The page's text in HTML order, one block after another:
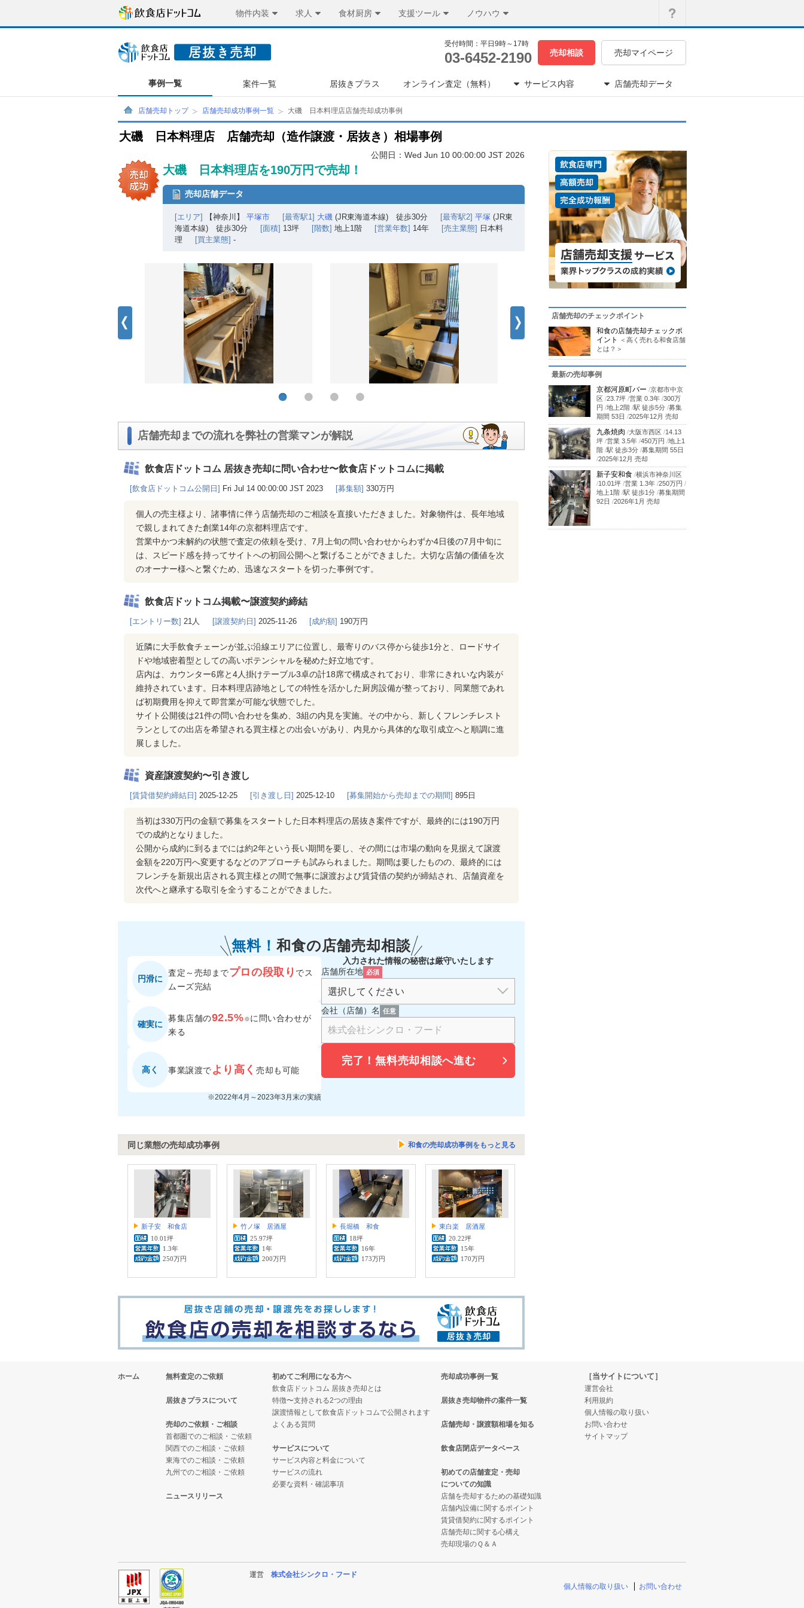
物件内装 求人 食材厨房 支援ツール ノウハウ
受付時間：平日9時～17時
03-6452-2190 売却相談 売却マイページ
事例一覧 案件一覧 居抜きプラス オンライン査定（無料） サービス内容 店舗売却データ
店舗売却トップ 店舗売却成功事例一覧 大磯 日本料理店店舗売却成功事例
大磯 日本料理店 店舗売却（造作譲渡・居抜き）相場事例
公開日：Wed Jun 10 00:00:00 JST 2026
大磯 日本料理店を190万円で売却！
売却店舗データ
[エリア] 【神奈川】 平塚市 [最寄駅1] 大磯 (JR東海道本線) 徒歩30分 [最寄駅2] 平塚 (JR東
海道本線) 徒歩30分
[面積] 13坪 [階数] 地上1階 [営業年数] 14年 [売主業態] 日本料
理
[買主業態] -
店舗売却までの流れを弊社の営業マンが解説
飲食店ドットコム 居抜き売却に問い合わせ〜飲食店ドットコムに掲載
[飲食店ドットコム公開日] Fri Jul 14 00:00:00 JST 2023 [募集額] 330万円
個人の売主様より、諸事情に伴う店舗売却のご相談を直接いただきました。対象物件は、長年地域
で親しまれてきた創業14年の京都料理店です。
営業中かつ未解約の状態で査定の依頼を受け、7月上旬の問い合わせからわずか4日後の7月中旬に
は、スピード感を持ってサイトへの初回公開へと繋げることができました。大切な店舗の価値を次
のオーナー様へと繋ぐため、迅速なスタートを切った事例です。
飲食店ドットコム掲載〜譲渡契約締結
[エントリー数] 21人 [譲渡契約日] 2025-11-26 [成約額] 190万円
近隣に大手飲食チェーンが並ぶ沿線エリアに位置し、最寄りのバス停から徒歩1分と、ロードサイ
ドや地域密着型としての高いポテンシャルを秘めた好立地です。
店内は、カウンター6席と4人掛けテーブル3卓の計18席で構成されており、非常にきれいな内装が
維持されています。日本料理店跡地としての特性を活かした厨房設備が整っており、同業態であれ
ば初期費用を抑えて即営業が可能な状態でした。
サイト公開後は21件の問い合わせを集め、3組の内見を実施。その中から、新しくフレンチレスト
ランとしての出店を希望される買主様との出会いがあり、内見から具体的な取引成立へと順調に進
展しました。
資産譲渡契約〜引き渡し
[賃貸借契約締結日] 2025-12-25 [引き渡し日] 2025-12-10 [募集開始から売却までの期間] 895日
当初は330万円の金額で募集をスタートした日本料理店の居抜き案件ですが、最終的には190万円
での成約となりました。
公開から成約に到るまでには約2年という長い期間を要し、その間には市場の動向を見据えて譲渡
金額を220万円へ変更するなどのアプローチも試みられました。期間は要したものの、最終的には
フレンチを新規出店される買主様との間で無事に譲渡および賃貸借の契約が締結され、店舗資産を
次代へと継承する取引を全うすることができました。
無料！ 和食の店舗売却相談
円滑に
査定～売却までプロの段取り でス
ムーズ完結
確実に
募集店舗の92.5%※に 問い合わせが
来る
高く 事業譲渡でより高く売却も可能
※2022年4月～2023年3月末の実績
入力された情報の秘密は厳守いたします
店舗所在地 必須
会社（店舗）名 任意
完了！無料売却相談へ進む
同じ業態の売却成功事例 和食の売却成功事例をもっと見る
新子安 和食店
10.01坪
1.3年
250万円
竹ノ塚 居酒屋
25.97坪
1年
200万円
長堀橋 和食
18坪
16年
173万円
東白楽 居酒屋
20.22坪
15年
170万円
店舗売却のチェックポイント
和食の店舗売却チェックポ
イント
＜高く売れる和食店舗
とは？＞
最新の売却事例
京都河原町バー /京都市中京
区 /23.7坪 /営業 0.3年 /300万
円 /地上2階 /駅 徒歩5分 /募集
期間 53日 /2025年12月 売却
九条焼肉 /大阪市西区 /14.13
坪 /営業 3.5年 /450万円 /地上1
階 /駅 徒歩3分 /募集期間 55日
/2025年12月 売却
新子安和食 /横浜市神奈川区
/10.01坪 /営業 1.3年 /250万円 /
地上1階 /駅 徒歩1分 /募集期間
92日 /2026年1月 売却
ホーム 無料査定のご依頼
居抜きプラスについて
売却のご依頼・ご相談
首都圏でのご相談・ご依頼
関西でのご相談・ご依頼
東海でのご相談・ご依頼
九州でのご相談・ご依頼
ニュースリリース
初めてご利用になる方へ
飲食店ドットコム 居抜き売却とは
特徴〜支持される2つの理由
譲渡情報として飲食店ドットコムで公開されます
よくある質問
サービスについて
サービス内容と料金について
サービスの流れ
必要な資料・確認事項
売却成功事例一覧
居抜き売却物件の案件一覧
店舗売却・譲渡額相場を知る
飲食店閉店データベース
初めての店舗査定・売却
についての知識
店舗を売却するための基礎知識
店舗内設備に関するポイント
賃貸借契約に関するポイント
店舗売却に関する心構え
売却現場のＱ＆Ａ
［当サイトについて］
運営会社
利用規約
個人情報の取り扱い
お問い合わせ
サイトマップ
運営 株式会社シンクロ・フード
個人情報の取り扱い
お問い合わせ